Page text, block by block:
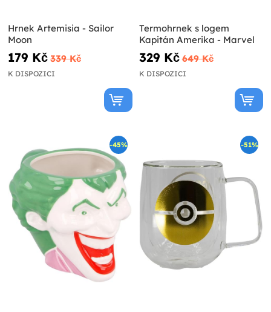
Hrnek Artemisia - Sailor
Moon
179 Kč 339 Kč
K DISPOZICI
Termohrnek s logem
Kapitán Amerika - Marvel
329 Kč 649 Kč
K DISPOZICI
-45% -51%